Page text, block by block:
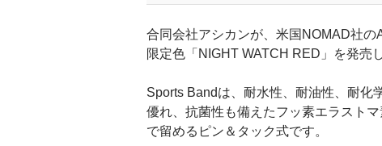
合同会社アシカンが、米国NOMAD社の
限定色「NIGHT WATCH RED」を発売
Sports Bandは、耐水性、耐油性、耐化
優れ、抗菌性も備えたフッ素エラスト
で留めるピン＆タック式です。